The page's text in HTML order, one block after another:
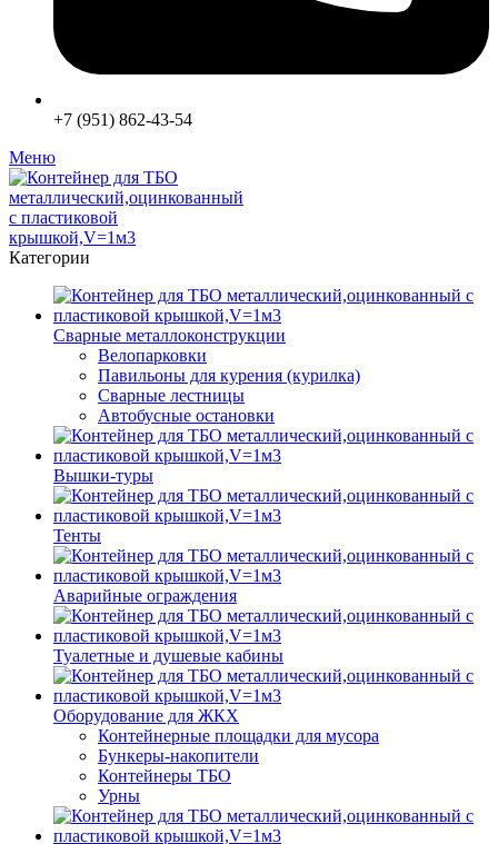
+7 (951) 862-43-54
Меню
Категории
Сварные металлоконструкции
Велопарковки
Павильоны для курения (курилка)
Сварные лестницы
Автобусные остановки
Вышки-туры
Тенты
Аварийные ограждения
Туалетные и душевые кабины
Оборудование для ЖКХ
Контейнерные площадки для мусора
Бункеры-накопители
Контейнеры ТБО
Урны